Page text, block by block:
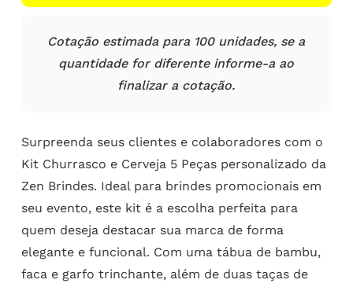
Cotação estimada para 100 unidades, se a
quantidade for diferente informe-a ao
finalizar a cotação.
Surpreenda seus clientes e colaboradores com o
Kit Churrasco e Cerveja 5 Peças personalizado da
Zen Brindes. Ideal para brindes promocionais em
seu evento, este kit é a escolha perfeita para
quem deseja destacar sua marca de forma
elegante e funcional. Com uma tábua de bambu,
faca e garfo trinchante, além de duas taças de